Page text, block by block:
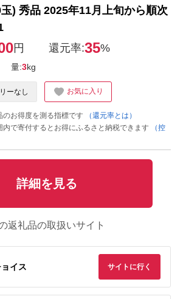
) 秀品 2025年11月上旬から順次
円 還元率:35%
量:3kg
ーなし お気に入り
お得度を測る指標です
（還元率とは）
で寄付するとお得にふるさと納税できます
（控
詳細を見る
返礼品の取扱いサイト
イス サイトに行く